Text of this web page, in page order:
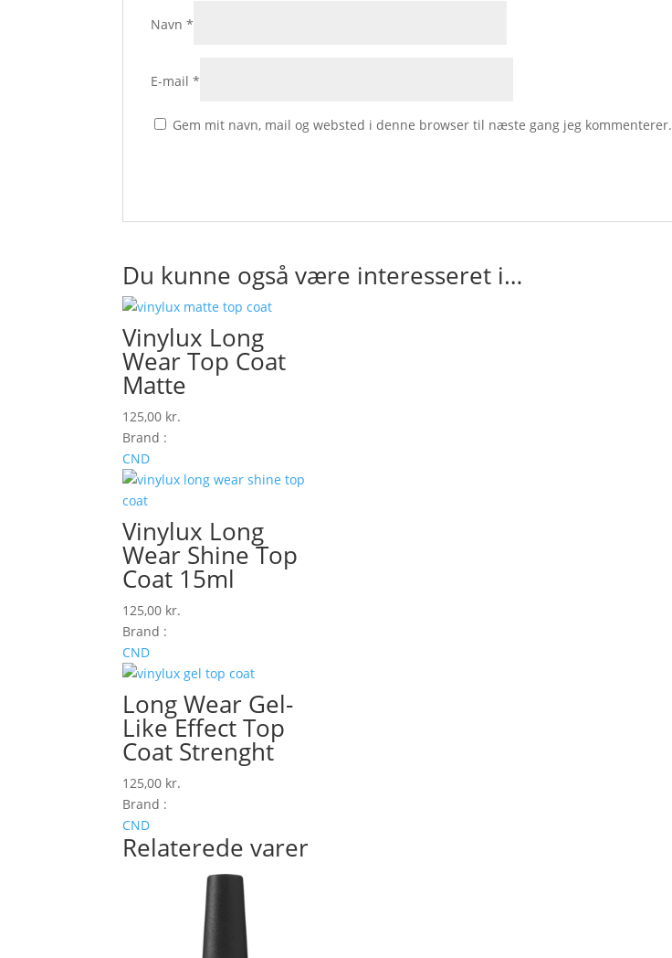
Navn*
E-mail*
Gem mit navn, mail og websted i denne browser til næste gang jeg kommenterer.
Du kunne også være interesseret i…
Vinylux Long
Wear Top Coat
Matte
125,00 kr.
Brand :
CND
Vinylux Long
Wear Shine Top
Coat 15ml
125,00 kr.
Brand :
CND
Long Wear Gel-
Like Effect Top
Coat Strenght
125,00 kr.
Brand :
CND
Relaterede varer